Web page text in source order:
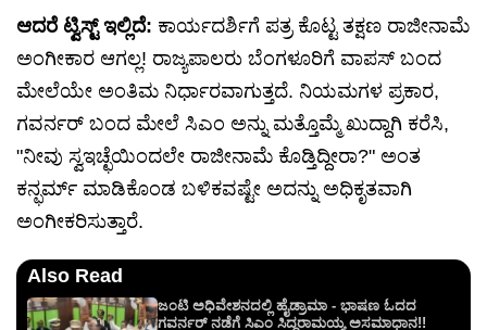
ಆದರೆ ಟ್ವಿಸ್ಟ್ ಇಲ್ಲಿದೆ: ಕಾರ್ಯದರ್ಶಿಗೆ ಪತ್ರ ಕೊಟ್ಟ ತಕ್ಷಣ ರಾಜೀನಾಮೆ
ಅಂಗೀಕಾರ ಆಗಲ್ಲ! ರಾಜ್ಯಪಾಲರು ಬೆಂಗಳೂರಿಗೆ ವಾಪಸ್ ಬಂದ
ಮೇಲೆಯೇ ಅಂತಿಮ ನಿರ್ಧಾರವಾಗುತ್ತದೆ. ನಿಯಮಗಳ ಪ್ರಕಾರ,
ಗವರ್ನರ್ ಬಂದ ಮೇಲೆ ಸಿಎಂ ಅನ್ನು ಮತ್ತೊಮ್ಮೆ ಖುದ್ದಾಗಿ ಕರೆಸಿ,
"ನೀವು ಸ್ವಇಚ್ಛೆಯಿಂದಲೇ ರಾಜೀನಾಮೆ ಕೊಡ್ತಿದ್ದೀರಾ?" ಅಂತ
ಕನ್ಫರ್ಮ್ ಮಾಡಿಕೊಂಡ ಬಳಿಕವಷ್ಟೇ ಅದನ್ನು ಅಧಿಕೃತವಾಗಿ
ಅಂಗೀಕರಿಸುತ್ತಾರೆ.
Also Read
ಜಂಟಿ ಅಧಿವೇಶನದಲ್ಲಿ ಹೈಡ್ರಾಮಾ - ಭಾಷಣ ಓದದ
ಗವರ್ನರ್ ನಡೆಗೆ ಸಿಎಂ ಸಿದ್ದರಾಮಯ್ಯ ಅಸಮಾಧಾನ!!